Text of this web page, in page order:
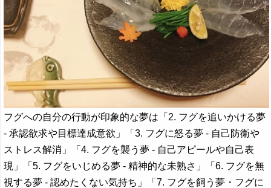
フグへの自分の行動が印象的な夢は「2. フグを追いかける夢
- 承認欲求や目標達成意欲」「3. フグに怒る夢 - 自己防衛や
ストレス解消」「4. フグを襲う夢 - 自己アピールや自己表
現」「5. フグをいじめる夢 - 精神的な未熟さ」「6. フグを無
視する夢 - 認めたくない気持ち」「7. フグを飼う夢・フグに